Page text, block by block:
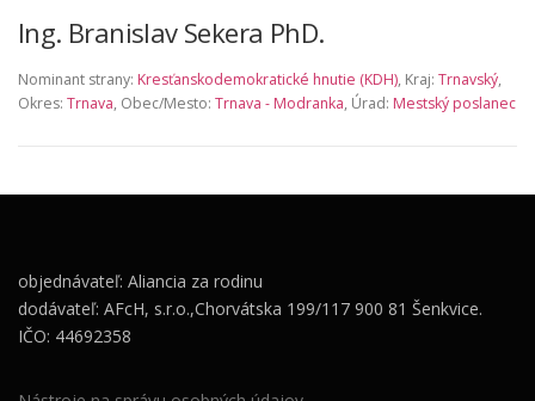
Ing. Branislav Sekera PhD.
Nominant strany: Kresťanskodemokratické hnutie (KDH), Kraj: Trnavský,
Okres: Trnava, Obec/Mesto: Trnava - Modranka, Úrad: Mestský poslanec
objednávateľ: Aliancia za rodinu
dodávateľ: AFcH, s.r.o.,Chorvátska 199/117 900 81 Šenkvice.
IČO: 44692358